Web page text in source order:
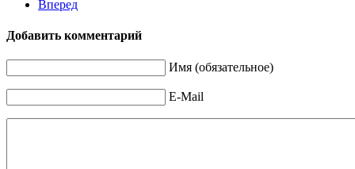
Вперед
Добавить комментарий
Имя (обязательное)
E-Mail